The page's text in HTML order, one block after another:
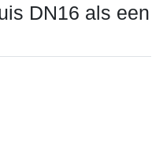
DN16 als een